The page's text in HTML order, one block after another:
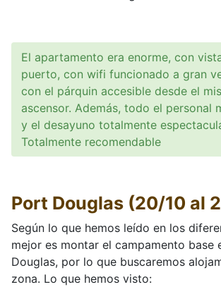
El apartamento era enorme, con
puerto, con wifi funcionado a gran
con el párquin accesible desde el
ascensor. Además, todo el personal
y el desayuno totalmente
Totalmente recomendable
Port Douglas (20/10 al
Según lo que hemos leído en los
mejor es montar el campamento base
Douglas, por lo que buscaremos
zona. Lo que hemos visto: